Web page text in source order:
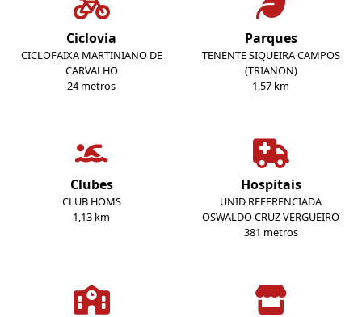
Ciclovia
CICLOFAIXA MARTINIANO DE
CARVALHO
24 metros
Parques
TENENTE SIQUEIRA CAMPOS
(TRIANON)
1,57 km
Clubes
CLUB HOMS
1,13 km
Hospitais
UNID REFERENCIADA
OSWALDO CRUZ VERGUEIRO
381 metros